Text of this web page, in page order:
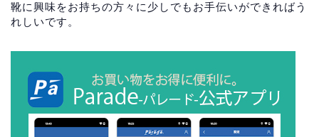
靴に興味をお持ちの方々に少しでもお手伝いができればう
れしいです。